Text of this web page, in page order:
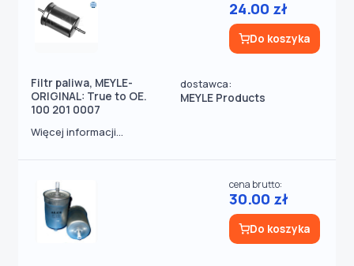
Filtr paliwa, MEYLE-
ORIGINAL: True to OE.
100 201 0007
dostawca:
MEYLE Products
24.00 zł
Do koszyka
Więcej informacji...
cena brutto:
30.00 zł
Do koszyka